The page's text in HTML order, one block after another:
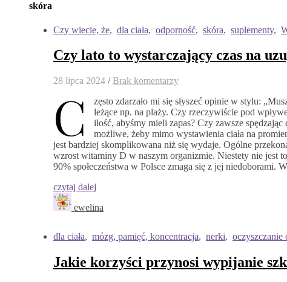
skóra
Czy wiecie, że, dla ciała, odporność, skóra, suplementy,
Czy lato to wystarczający czas na
28 lipca 2024 / Brak komentarzy
C
zęsto zdarzało mi się słyszeć opinie w stylu:
leżące np. na plaży. Czy rzeczywiście pod
ilość, abyśmy mieli zapas? Czy zawsze
możliwe, żeby mimo wystawienia ciała na
jest bardziej skomplikowana niż się wydaje. Ogólne
wzrost witaminy D w naszym organizmie. Niestety nie jest
90% społeczeństwa w Polsce zmaga się z jej niedoborami.
czytaj dalej
ewelina
dla ciała, mózg, pamięć, koncentracja, nerki, oczyszczanie
Jakie korzyści przynosi wypijanie